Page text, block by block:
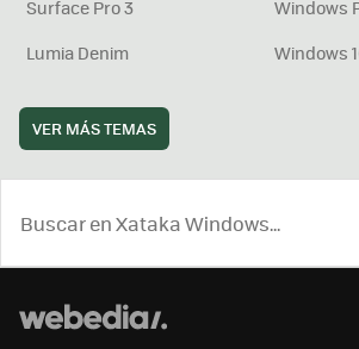
Surface Pro 3
Windows
Lumia Denim
Windows
VER MÁS TEMAS